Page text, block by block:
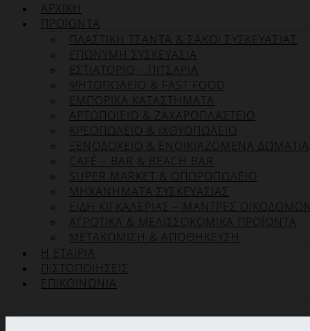
ΑΡΧΙΚΉ
ΠΡΟΪΌΝΤΑ
ΠΛΑΣΤΙΚΗ ΤΣΑΝΤΑ & ΣΑΚΟΙ ΣΥΣΚΕΥΑΣΙΑΣ
ΕΠΏΝΥΜΗ ΣΥΣΚΕΥΑΣΊΑ
ΕΣΤΙΑΤΟΡΙΟ – ΠΙΤΣΑΡΙΑ
ΨΗΤΟΠΩΛΕΙΟ & FAST FOOD
ΕΜΠΟΡΙΚΑ ΚΑΤΑΣΤΗΜΑΤΑ
ΑΡΤΟΠΟΙΕΙΟ & ΖΑΧΑΡΟΠΛΑΣΤΕΙΟ
ΚΡΕΟΠΩΛΕΙΟ & ΙΧΘΥΟΠΩΛΕΙΟ
ΞΕΝΟΔΟΧΕΙΟ & ΕΝΟΙΚΙΑΖΟΜΕΝΑ ΔΩΜΑΤΙΑ
CAFÉ – BAR & BEACH BAR
SUPER MARKET & ΟΠΩΡΟΠΩΛΕΙΟ
ΜΗΧΑΝΗΜΑΤΑ ΣΥΣΚΕΥΑΣΙΑΣ
ΕΙΔΗ ΚΙΓΚΑΛΕΡΙΑΣ – ΜΑΝΤΡΕΣ
ΑΓΡΟΤΙΚΑ & ΜΕΛΙΣΣΟΚΟΜΙΚΑ ΠΡΟΪΟΝΤΑ
ΜΕΤΑΚΟΜΙΣΗ & ΑΠΟΘΗΚΕΥΣΗ
Η ΕΤΑΙΡΊΑ
ΠΙΣΤΟΠΟΙΉΣΕΙΣ
ΕΠΙΚΟΙΝΩΝΊΑ